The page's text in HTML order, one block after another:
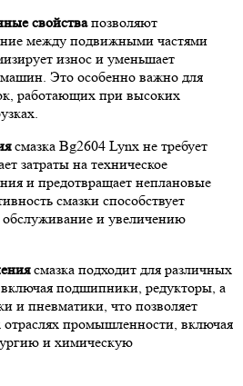
свойствапозволяют
между подвижными частями
износ и уменьшает
машин. Это особенно важно для
работающих при высоких
смазка Bg2604 Lynx не требует
затраты на техническое
и предотвращает неплановые
смазки способствует
и увеличению
смазка подходит для различных
включая подшипники, редукторы, а
и пневматики, что позволяет
отраслях промышленности, включая
и химическую